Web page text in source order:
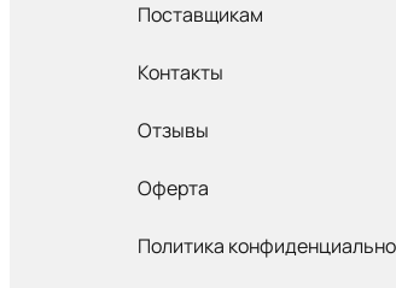
Поставщикам
Контакты
Отзывы
Оферта
Политика